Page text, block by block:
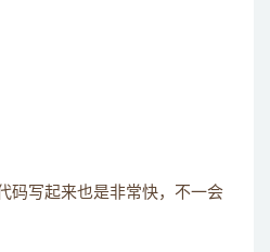
码写起来也是非常快，不一会